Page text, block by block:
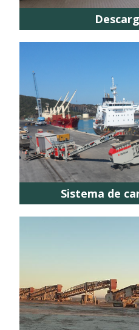
Sistema de